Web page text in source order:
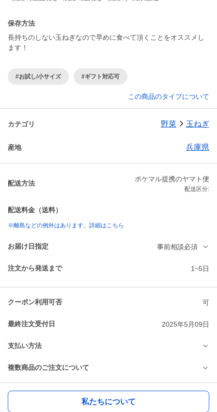
保存方法
長持ちのしない玉ねぎなので早めに食べて頂くことをオススメし
ます！
#お試し/小サイズ #ギフト対応可
この商品のタイプについて
カテゴリ 野菜 玉ねぎ
産地 兵庫県
配送方法
ポケマル提携のヤマト便
配送区分:
配送料金（送料）
※離島などの例外はあります。詳細はこちら
お届け日指定 事前相談必須
注文から発送まで 1~5日
クーポン利用可否 可
最終注文受付日 2025年5月09日
支払い方法
複数商品のご注文について
私たちについて